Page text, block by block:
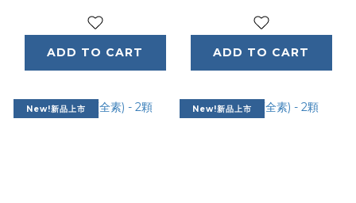
ADD TO CART ADD TO CART
New!新品上市 New!新品上市